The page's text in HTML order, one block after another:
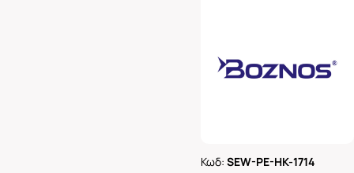
Κωδ:SEW-PE-HK-1714